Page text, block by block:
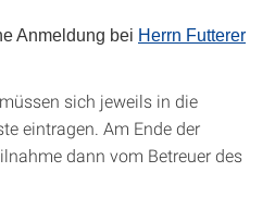
Anmeldung bei Herrn Futterer
sich jeweils in die
eintragen. Am Ende der
dann vom Betreuer des